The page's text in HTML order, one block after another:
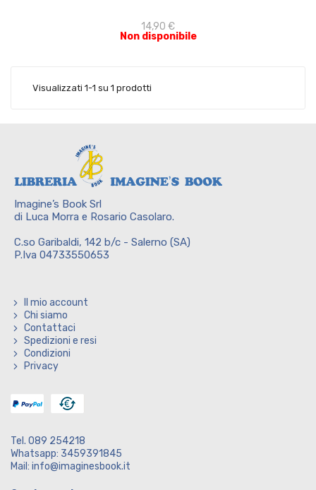
14,90 €
Non disponibile
Visualizzati 1-1 su 1 prodotti
Imagine’s Book Srl
di Luca Morra e Rosario Casolaro.
C.so Garibaldi, 142 b/c - Salerno (SA)
P.Iva 04733550653
Il mio account
Chi siamo
Contattaci
Spedizioni e resi
Condizioni
Privacy
Tel. 089 254218
Whatsapp: 3459391845
Mail: info@imaginesbook.it